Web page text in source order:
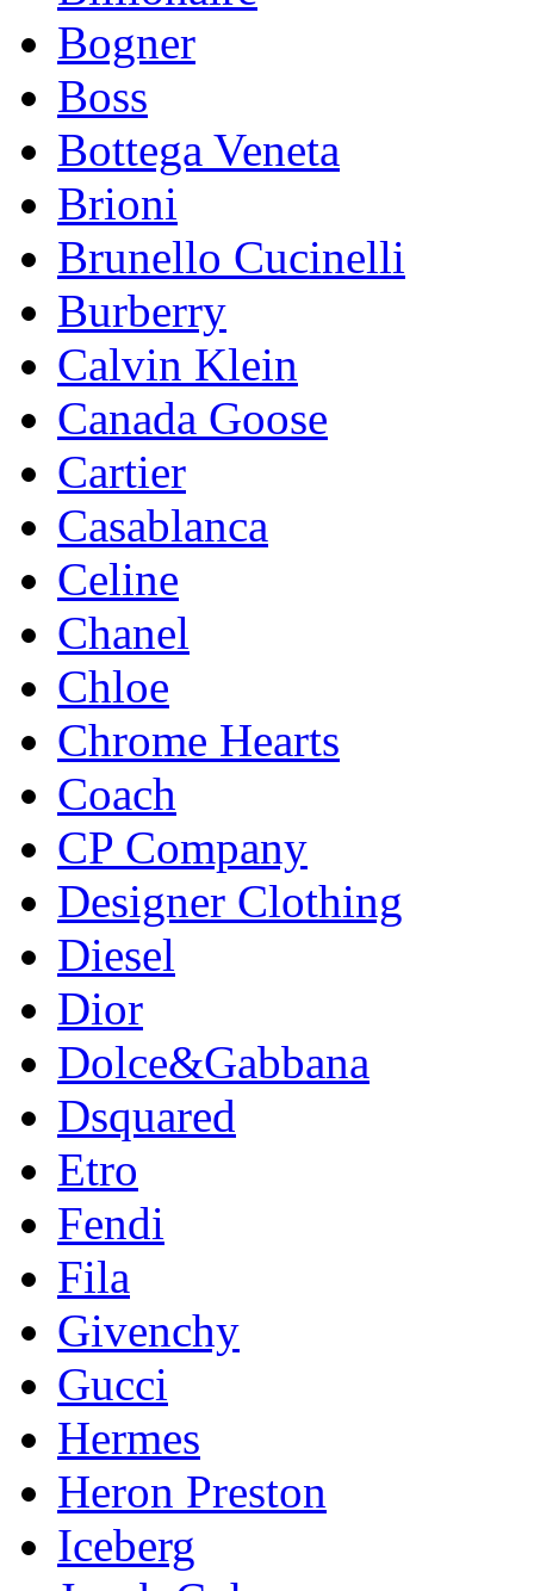
Bogner
Boss
Bottega Veneta
Brioni
Brunello Cucinelli
Burberry
Calvin Klein
Canada Goose
Cartier
Casablanca
Celine
Chanel
Chloe
Chrome Hearts
Coach
CP Company
Designer Clothing
Diesel
Dior
Dolce&Gabbana
Dsquared
Etro
Fendi
Fila
Givenchy
Gucci
Hermes
Heron Preston
Iceberg